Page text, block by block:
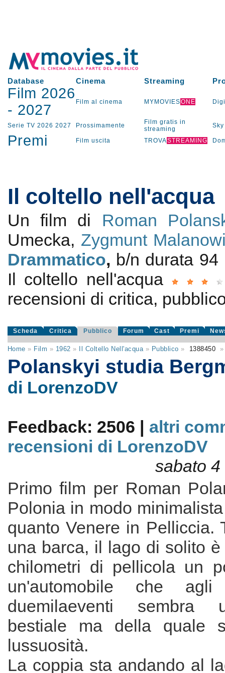
Database Cinema Streaming
Film 2026
- 2027 Film al cinema MYMOVIESONE
Serie TV 2026 2027 Prossimamente
Film gratis in
streaming
Sky
Premi Film uscita TROVASTREAMING
Il coltello nell'acqua
Un film di Roman
Umecka, Zygmunt
Drammatico, b/n durata
Il coltello nell'acqua
recensioni di critica,
Scheda Critica Pubblico Forum Cast Premi
Home » Film » 1962 » Il Coltello Nell'acqua» Pubblico » 1388450 »
Polanskyi studia
di LorenzoDV
Feedback: 2506 | altri
recensioni di LorenzoDV
sabato
Primo film per Roman
Polonia in modo
quanto Venere in Pelliccia.
una barca, il lago di solito
chilometri di pellicola un
un'automobile che
duemilaeventi sembra
bestiale ma della quale
lussuosità.
La coppia sta andando al